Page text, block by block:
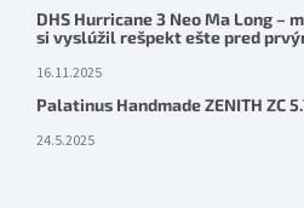
DHS Hurricane 3 Neo Ma Long –
si vyslúžil rešpekt ešte pred
16.11.2025
Palatinus Handmade ZENITH ZC
24.5.2025